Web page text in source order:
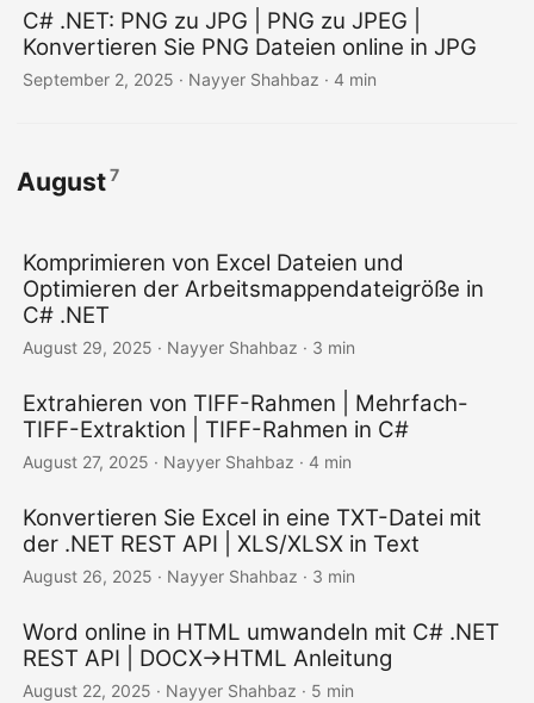
C# .NET: PNG zu JPG | PNG zu JPEG |
Konvertieren Sie PNG Dateien online in JPG
September 2, 2025 · Nayyer Shahbaz · 4 min
August7
Komprimieren von Excel Dateien und
Optimieren der Arbeitsmappendateigröße in
C# .NET
August 29, 2025 · Nayyer Shahbaz · 3 min
Extrahieren von TIFF-Rahmen | Mehrfach-
TIFF-Extraktion | TIFF-Rahmen in C#
August 27, 2025 · Nayyer Shahbaz · 4 min
Konvertieren Sie Excel in eine TXT-Datei mit
der .NET REST API | XLS/XLSX in Text
August 26, 2025 · Nayyer Shahbaz · 3 min
Word online in HTML umwandeln mit C# .NET
REST API | DOCX→HTML Anleitung
August 22, 2025 · Nayyer Shahbaz · 5 min